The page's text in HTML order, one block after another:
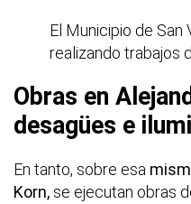
El Municipio de
realizando trabajos
Obras en
desagües e
En tanto, sobre esa
Korn, se ejecutan obras